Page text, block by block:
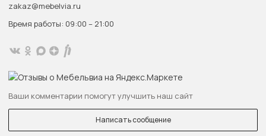
zakaz@mebelvia.ru
Время работы: 09:00 – 21:00
Ваши комментарии помогут улучшить наш сайт
Написать сообщение